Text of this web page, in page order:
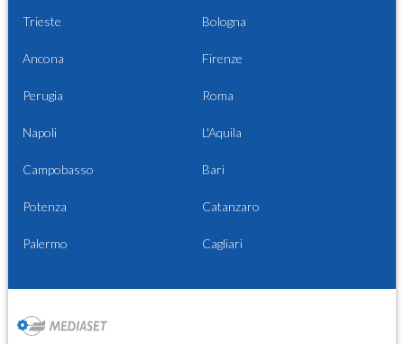
Trieste Bologna
Ancona Firenze
Perugia Roma
Napoli L'Aquila
Campobasso Bari
Potenza Catanzaro
Palermo Cagliari